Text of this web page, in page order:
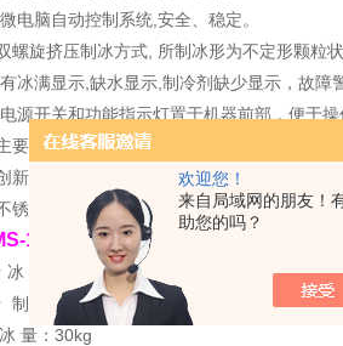
欢迎您！
来自局域网的朋友！
助您的吗？
微电脑自动控制系统 安全、稳定。
螺旋挤压制冰方式 所制冰形为不定形颗粒
有冰满显示 缺水显示 制冷剂缺少显示，故障
电源开关和功能指示灯置于机器前部，便于操
要零部件，如分水管和水槽的拆卸，不需任
新的拉门式设计，方便维护，省时、省力。
锈钢外外壳饰以银灰色ABS工程塑料，造型
100雪花制冰机
形:颗粒状碎冰
制 量：100kg/24h
冰 量： 30kg